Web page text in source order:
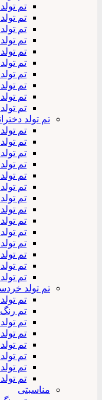
تم
تم
تم
تم
تم
تم
تم
تم
تم
تم
تم تولد
تم
تم تولد
تم
تم
تم
تم
تم
تم
تم
تم تولد LOL – ال و ال
تم
تم
تم
تم
تم تولد
تم
تم رنگ
تم
تم
تم
تم
تم
تم
مناسبتی